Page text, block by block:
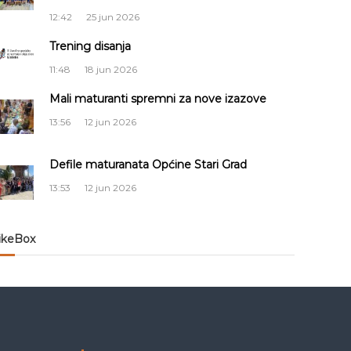
12:42 25 jun 2026
Trening disanja
11:48 18 jun 2026
Mali maturanti spremni za nove izazove
13:56 12 jun 2026
Defile maturanata Općine Stari Grad
13:53 12 jun 2026